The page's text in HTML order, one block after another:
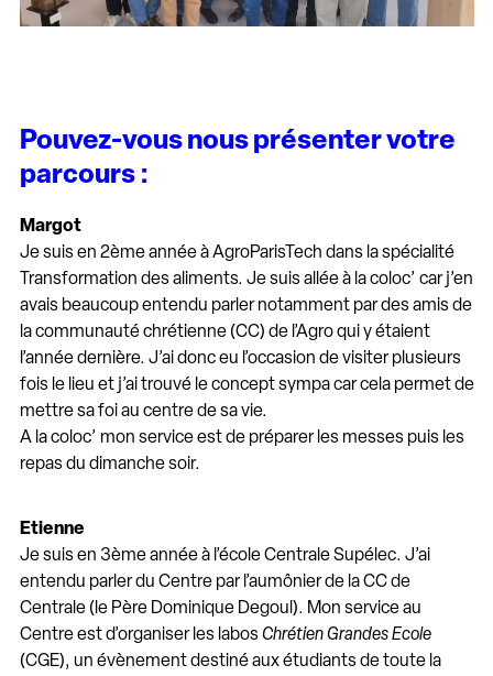
Pouvez-vous nous présenter votre
parcours :
Margot
Je suis en 2ème année à AgroParisTech dans la spécialité
Transformation des aliments. Je suis allée à la coloc’ car j’en
avais beaucoup entendu parler notamment par des amis de
la communauté chrétienne (CC) de l’Agro qui y étaient
l’année dernière. J’ai donc eu l’occasion de visiter plusieurs
fois le lieu et j’ai trouvé le concept sympa car cela permet de
mettre sa foi au centre de sa vie.
A la coloc’ mon service est de préparer les messes puis les
repas du dimanche soir.
Etienne
Je suis en 3ème année à l’école Centrale Supélec. J’ai
entendu parler du Centre par l’aumônier de la CC de
Centrale (le Père Dominique Degoul). Mon service au
Centre est d’organiser les labos Chrétien Grandes Ecole
(CGE), un évènement destiné aux étudiants de toute la